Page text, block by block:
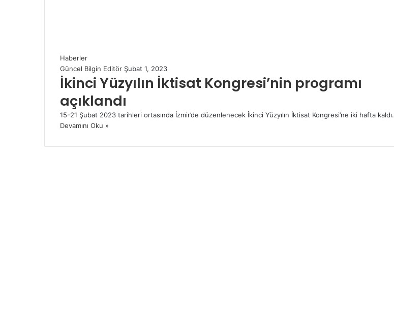
Haberler
Güncel Bilgin Editör Şubat 1, 2023
İkinci Yüzyılın İktisat Kongresi’nin programı
açıklandı
15-21 Şubat 2023 tarihleri ortasında İzmir’de düzenlenecek İkinci Yüzyılın İktisat Kongresi’ne iki hafta kaldı.
Devamını Oku »